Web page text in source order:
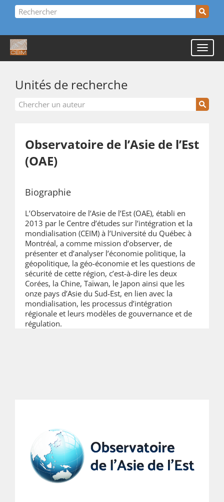
Unités de recherche
Observatoire de l’Asie de l’Est
(OAE)
Biographie
L’Observatoire de l’Asie de l’Est (OAE), établi en
2013 par le Centre d’études sur l’intégration et la
mondialisation (CEIM) à l’Université du Québec à
Montréal, a comme mission d’observer, de
présenter et d’analyser l’économie politique, la
géopolitique, la géo-économie et les questions de
sécurité de cette région, c’est-à-dire les deux
Corées, la Chine, Taïwan, le Japon ainsi que les
onze pays d’Asie du Sud-Est, en lien avec la
mondialisation, les processus d’intégration
régionale et leurs modèles de gouvernance et de
régulation.